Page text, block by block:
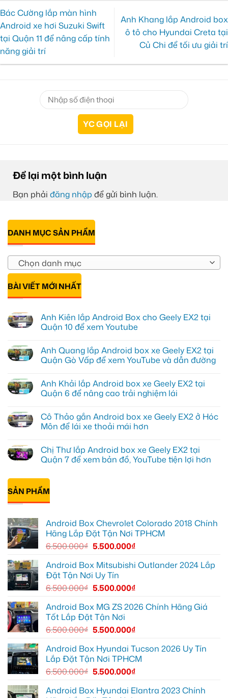
Bác Cường lắp màn hình
Android xe hơi Suzuki Swift
tại Quận 11 để nâng cấp tính
năng giải trí
Anh Khang lắp Android box
ô tô cho Hyundai Creta tại
Củ Chi để tối ưu giải trí
Để lại một bình luận
Bạn phải đăng nhập để gửi bình luận.
DANH MỤC SẢN PHẨM
Chọn danh mục
BÀI VIẾT MỚI NHẤT
Anh Kiên lắp Android Box cho Geely EX2 tại
Quận 10 để xem Youtube
bình
luận
ở
lắp
Android
Box
EX2
tại
Quận
xem
Youtube
Anh Quang lắp Android box xe Geely EX2 tại
Quận Gò Vấp để xem YouTube và dẫn đường
bình
luận
ở
lắp
Android
box
EX2
tại
Quận
Vấp
xem
YouTube
và
Anh Khải lắp Android box xe Geely EX2 tại
Quận 6 để nâng cao trải nghiệm lái
bình
luận
ở
lắp
Android
box
Geely
EX2
tại
Quận
6
cao
trải
nghiệm
Cô Thảo gắn Android box xe Geely EX2 ở Hóc
Môn để lái xe thoải mái hơn
bình
luận
ở
Thảo
gắn
Android
box
xe
Hóc
Môn
lái
thoải
mái
hơn
Chị Thư lắp Android box xe Geely EX2 tại
Quận 7 để xem bản đồ, YouTube tiện lợi hơn
có
luận
ở
Chị
Android
box
Geely
EX2
Quận
để
bản
YouTube
tiện
lợi
hơn
SẢN PHẨM
Android Box Chevrolet Colorado 2018 Chính
Hãng Lắp Đặt Tận Nơi TPHCM
6.500.000₫ 5.500.000₫
Android Box Mitsubishi Outlander 2024 Lắp
Đặt Tận Nơi Uy Tín
6.500.000₫ 5.500.000₫
Android Box MG ZS 2026 Chính Hãng Giá
Tốt Lắp Đặt Tận Nơi
6.500.000₫ 5.500.000₫
Android Box Hyundai Tucson 2026 Uy Tín
Lắp Đặt Tận Nơi TPHCM
6.500.000₫ 5.500.000₫
Android Box Hyundai Elantra 2023 Chính